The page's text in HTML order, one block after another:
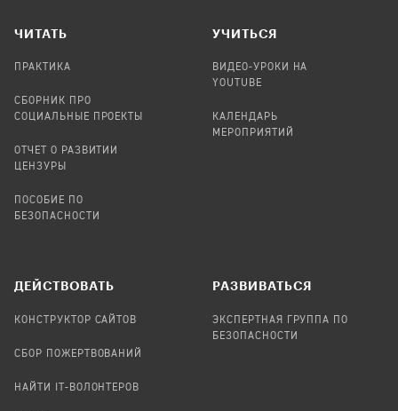
ЧИТАТЬ
ПРАКТИКА
СБОРНИК ПРО
СОЦИАЛЬНЫЕ ПРОЕКТЫ
ОТЧЕТ О РАЗВИТИИ
ЦЕНЗУРЫ
ПОСОБИЕ ПО
БЕЗОПАСНОСТИ
УЧИТЬСЯ
ВИДЕО-УРОКИ НА
YOUTUBE
КАЛЕНДАРЬ
МЕРОПРИЯТИЙ
ДЕЙСТВОВАТЬ
КОНСТРУКТОР САЙТОВ
СБОР ПОЖЕРТВОВАНИЙ
НАЙТИ IT-ВОЛОНТЕРОВ
РАЗВИВАТЬСЯ
ЭКСПЕРТНАЯ ГРУППА ПО
БЕЗОПАСНОСТИ